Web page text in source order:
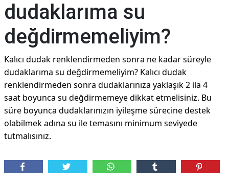
dudaklarıma su
değdirmemeliyim?
Kalıcı dudak renklendirmeden sonra ne kadar süreyle
dudaklarıma su değdirmemeliyim? Kalıcı dudak
renklendirmeden sonra dudaklarınıza yaklaşık 2 ila 4
saat boyunca su değdirmemeye dikkat etmelisiniz. Bu
süre boyunca dudaklarınızın iyileşme sürecine destek
olabilmek adına su ile temasını minimum seviyede
tutmalısınız.